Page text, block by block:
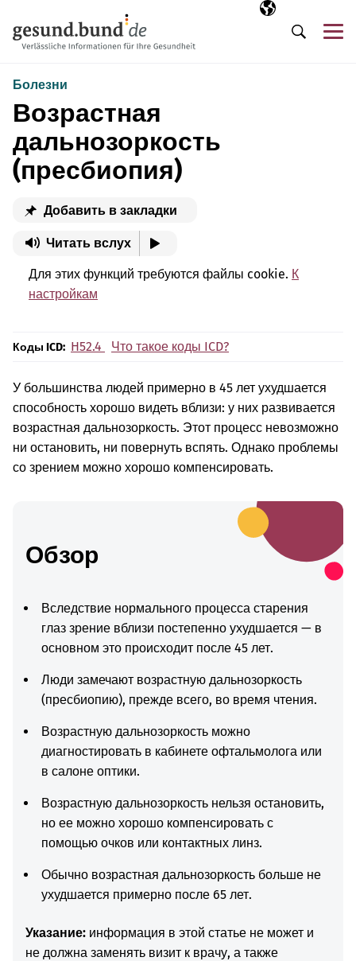
Выбранный
RU
Поиск
Болезни
Возрастная
дальнозоркость
(пресбиопия)
Добавить в закладки
Читать вслух
Для этих функций требуются файлы cookie. К
настройкам
Коды ICD: H52.4 Что такое коды ICD?
У большинства людей примерно в 45 лет ухудшается
способность хорошо видеть вблизи: у них развивается
возрастная дальнозоркость. Этот процесс невозможно
ни остановить, ни повернуть вспять. Однако проблемы
со зрением можно хорошо компенсировать.
Обзор
Вследствие нормального процесса старения
глаз зрение вблизи постепенно ухудшается — в
основном это происходит после 45 лет.
Люди замечают возрастную дальнозоркость
(пресбиопию), прежде всего, во время чтения.
Возрастную дальнозоркость можно
диагностировать в кабинете офтальмолога или
в салоне оптики.
Возрастную дальнозоркость нельзя остановить,
но ее можно хорошо компенсировать с
помощью очков или контактных линз.
Обычно возрастная дальнозоркость больше не
ухудшается примерно после 65 лет.
Указание: информация в этой статье не может и
не должна заменять визит к врачу, а также